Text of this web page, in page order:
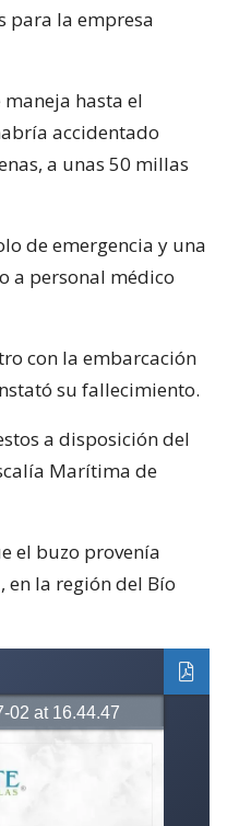
para la empresa
hasta el
accidentado
a unas 50 millas
de emergencia y una
a personal médico
con la embarcación
su fallecimiento.
a disposición del
Marítima de
el buzo provenía
en la región del Bío